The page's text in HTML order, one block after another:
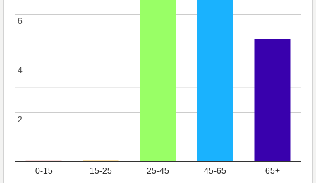
0-15 15-25 25-45 45-65 65+
2
2
4
4
6
6